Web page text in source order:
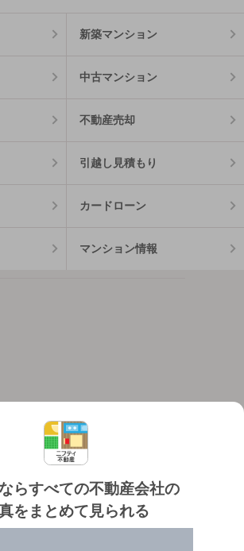
らすべての不動産会社の
をまとめて見られる
新築マンション
中古マンション
不動産売却
引越し見積もり
カードローン
マンション情報
情報保護ポリシー 利用規約